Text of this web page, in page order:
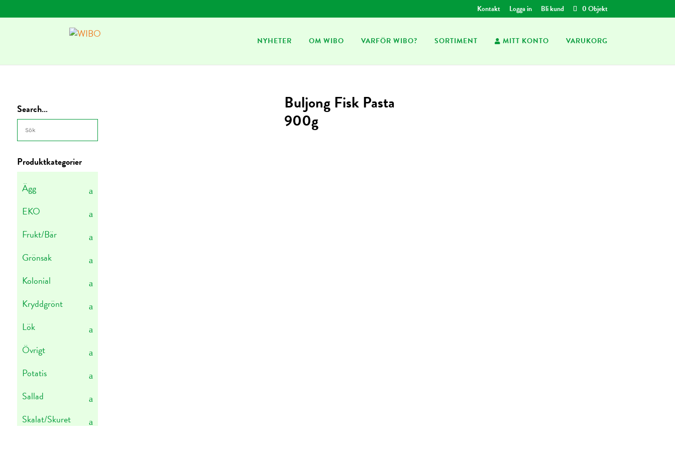
Kontakt Logga in Bli kund 0 Objekt
NYHETER OM WIBO VARFÖR WIBO? SORTIMENT MITT KONTO VARUKORG
Buljong Fisk Pasta
900g
Search…
Produktkategorier
Ägg
EKO
Frukt/Bär
Grönsak
Kolonial
Kryddgrönt
Lök
Övrigt
Potatis
Sallad
Skalat/Skuret